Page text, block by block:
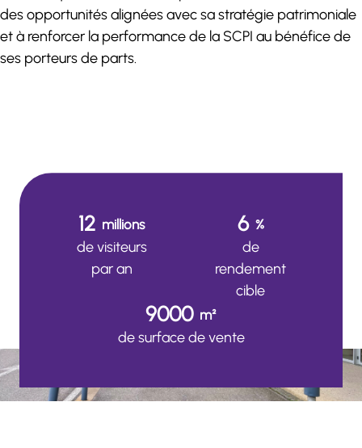
des opportunités alignées avec sa stratégie patrimoniale
et à renforcer la performance de la SCPI au bénéfice de
ses porteurs de parts.
12 millions
de visiteurs
par an
6 %
de
rendement
cible
9000 m²
de surface de vente